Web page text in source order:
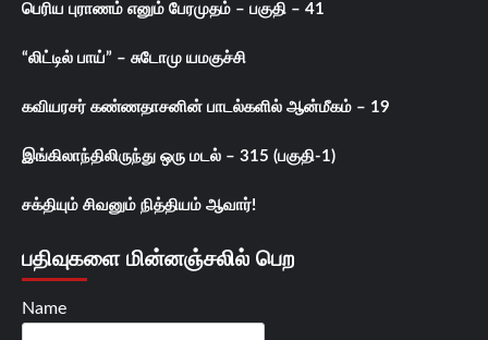
பெரிய புராணம் எனும் பேரமுதம் – பகுதி – 41
“லிட்டில் பாய்” – சுடோமு யமகுச்சி
கவியரசர் கண்ணதாசனின் பாடல்களில் ஆன்மீகம் – 19
இங்கிலாந்திலிருந்து ஒரு மடல் – 315 (பகுதி-1)
சக்தியும் சிவனும் நித்தியம் ஆவார்!
பதிவுகளை மின்னஞ்சலில் பெற
Name